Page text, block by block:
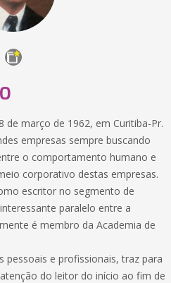
março de 1962, em Curitiba-Pr.
empresas sempre buscando
o comportamento humano e
corporativo destas empresas.
escritor no segmento de
paralelo entre a
é membro da Academia de
pessoais e profissionais, traz para
do leitor do início ao fim de